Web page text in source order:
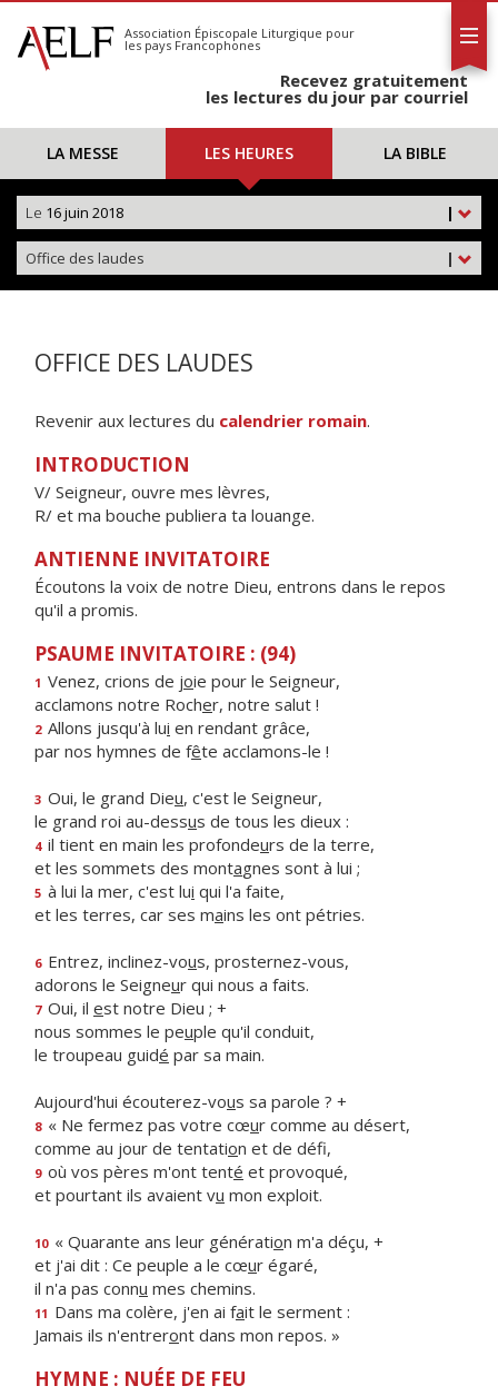
S'abonner
Calendrier
Association Épiscopale Liturgique pour
les pays Francophones
Recevez gratuitement
les lectures du jour par courriel
LA MESSE LES HEURES LA BIBLE
|
Le 16 juin 2018
|
Office des laudes
OFFICE DES LAUDES
Revenir aux lectures du calendrier romain.
INTRODUCTION
V/ Seigneur, ouvre mes lèvres,
R/ et ma bouche publiera ta louange.
ANTIENNE INVITATOIRE
Écoutons la voix de notre Dieu, entrons dans le repos
qu'il a promis.
PSAUME INVITATOIRE : (94)
1 Venez, crions de joie pour le Seigneur,
acclamons notre Rocher, notre salut !
2 Allons jusqu'à lui en rendant grâce,
par nos hymnes de fête acclamons-le !
3 Oui, le grand Dieu, c'est le Seigneur,
le grand roi au-dessus de tous les dieux :
4 il tient en main les profondeurs de la terre,
et les sommets des montagnes sont à lui ;
5 à lui la mer, c'est lui qui l'a faite,
et les terres, car ses mains les ont pétries.
6 Entrez, inclinez-vous, prosternez-vous,
adorons le Seigneur qui nous a faits.
7 Oui, il est notre Dieu ; +
nous sommes le peuple qu'il conduit,
le troupeau guidé par sa main.
Aujourd'hui écouterez-vous sa parole ? +
8 « Ne fermez pas votre cœur comme au désert,
comme au jour de tentation et de défi,
9 où vos pères m'ont tenté et provoqué,
et pourtant ils avaient vu mon exploit.
10 « Quarante ans leur génération m'a déçu, +
et j'ai dit : Ce peuple a le cœur égaré,
il n'a pas connu mes chemins.
11 Dans ma colère, j'en ai fait le serment :
Jamais ils n'entreront dans mon repos. »
HYMNE : NUÉE DE FEU